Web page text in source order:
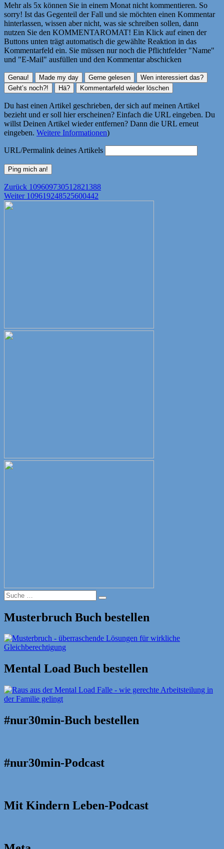
Mehr als 5x können Sie in einem Monat nicht kommentieren. So
sorry! Ist das Gegenteil der Fall und sie möchten einen Kommentar
hinterlassen, wissen aber nicht, was sie schreiben sollen, dann
nutzen Sie den KOMMENTAROMAT! Ein Klick auf einen der
Buttons unten trägt automatisch die gewählte Reaktion in das
Kommentarfeld ein. Sie müssen nur noch die Pflichtfelder "Name"
und "E-Mail" ausfüllen und den Kommentar abschicken
Du hast einen Artikel geschrieben, der sich auf meinen Artikel
bezieht und er soll hier erscheinen? Einfach die URL eingeben. Du
willst Deinen Artikel wieder entfernen? Dann die URL erneut
eingeben. Weitere Informationen)
URL/Permalink deines Artikels
Beitragsnavigation
Zurück Vorheriger
Beitrag:
109609730512821388
Weiter Nächster
109619248525600442
Suche
nach:
Suche
Musterbruch Buch bestellen
Mental Load Buch bestellen
#nur30min-Buch bestellen
#nur30min-Podcast
Mit Kindern Leben-Podcast